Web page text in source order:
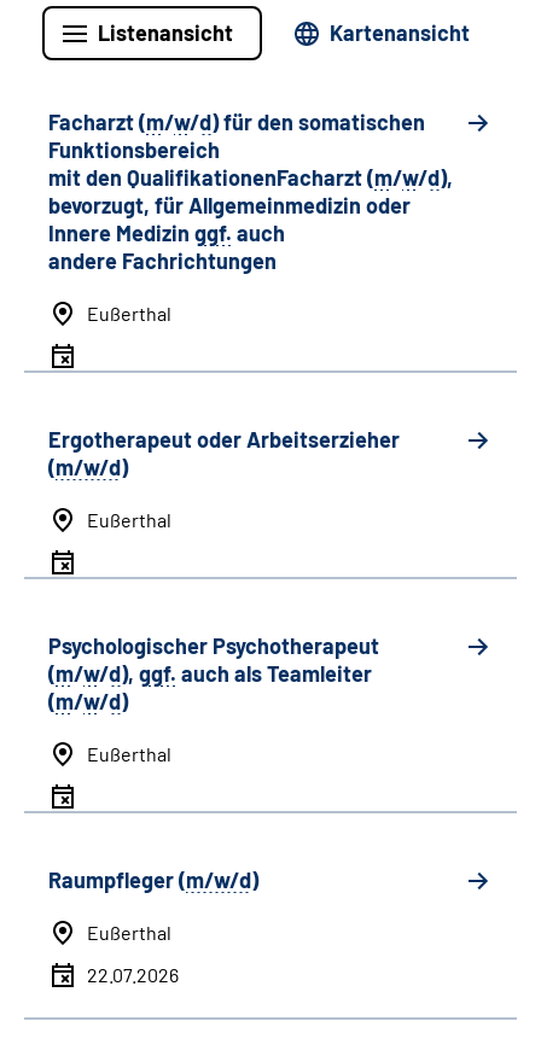
Listenansicht Kartenansicht
Facharzt (m/w/d) für den somatischen
Funktionsbereich
mit den QualifikationenFacharzt (m/w/d),
bevorzugt, für Allgemeinmedizin oder
Innere Medizin ggf. auch
andere Fachrichtungen
Eußerthal
Ergotherapeut oder Arbeitserzieher
(m/w/d)
Eußerthal
Psychologischer Psychotherapeut
(m/w/d), ggf. auch alsTeamleiter
(m/w/d)
Eußerthal
Raumpfleger (m/w/d)
Eußerthal
22.07.2026